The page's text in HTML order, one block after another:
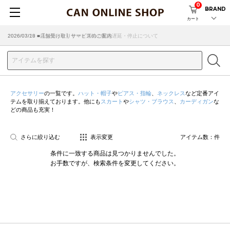
カート
0
BRAND
2026/07/29 ■【お知らせ】ヤマト運輸の配送遅延・停止について
2026/03/18 ■店舗受け取りサービスのご案内
アクセサリーの一覧です。 ハット・帽子やピアス・指輪 ネックレスなど定番アイ
テムを取り揃えております。他にも スカート やシャツ・ブラウス カーディガンな
どの商品も充実！
さらに絞り込む 表示変更 アイテム数： 件
条件に一致する商品は見つかりませんでした。
お手数ですが、検索条件を変更してください。